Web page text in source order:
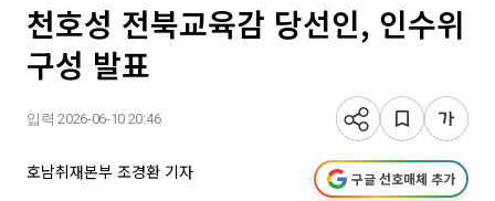
천호성 전북교육감 당선인, 인수위
구성 발표
입력 2026-06-10 20:46
호남취재본부 조경환 기자 구글 선호매체 추가